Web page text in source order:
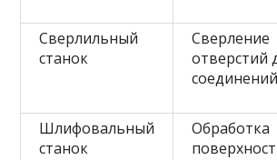
Сверлильный
станок
Сверление
отверстий
соединений
Шлифовальный
станок
Обработка